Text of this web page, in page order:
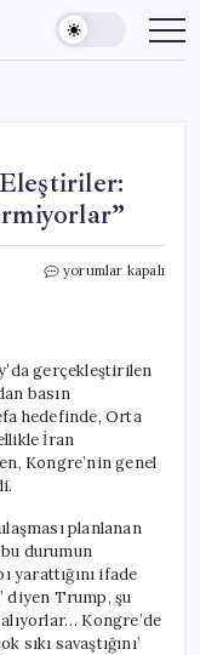
Trump’tan
Alıyorlar,
Hiç
Vermiyorlar”
için
yorumlar kapalı
gerçekleştirilen
basın
hedefinde, Orta
İran
Kongre’nin genel
planlanan
durumun
yarattığını ifade
diyen Trump, şu
Kongre’de
savaştığını’